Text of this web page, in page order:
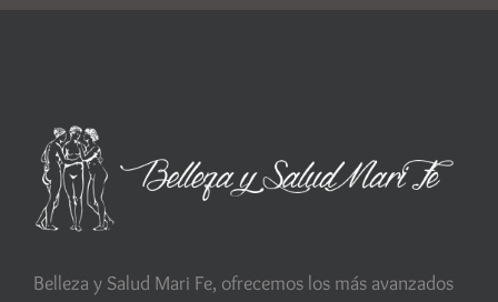
Belleza y Salud Mari Fe, ofrecemos los más avanzados